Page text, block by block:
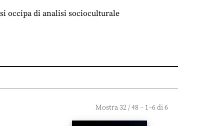
occipa di analisi socioculturale
Mostra32/48– 1–6 di 6